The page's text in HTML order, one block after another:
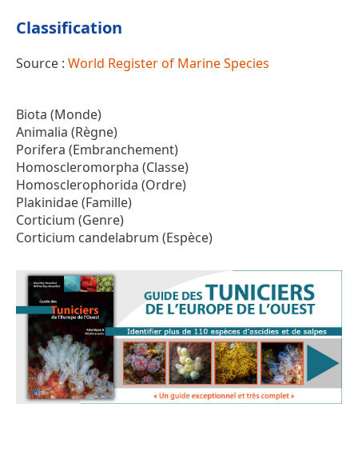
Classification
Source : World Register of Marine Species
Biota (Monde)
Animalia (Règne)
Porifera (Embranchement)
Homoscleromorpha (Classe)
Homosclerophorida (Ordre)
Plakinidae (Famille)
Corticium (Genre)
Corticium candelabrum (Espèce)